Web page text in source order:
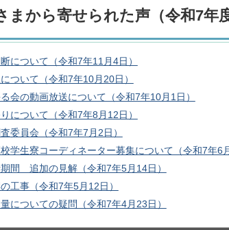
まから寄せられた声（令和7年度
について（令和7年11月4日）
ついて（令和7年10月20日）
会の動画放送について（令和7年10月1日）
について（令和7年8月12日）
委員会（令和7年7月2日）
学⽣寮コーディネーター募集について（令和7年6
間 追加の見解（令和7年5月14日）
工事（令和7年5月12日）
についての疑問（令和7年4月23日）